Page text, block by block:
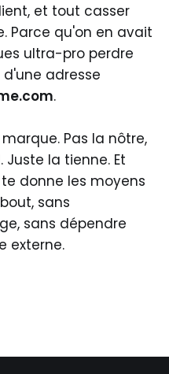
et tout casser
Parce qu'on en avait
ultra-pro perdre
adresse
.
Pas la nôtre,
la tienne. Et
donne les moyens
sans
sans dépendre
externe.